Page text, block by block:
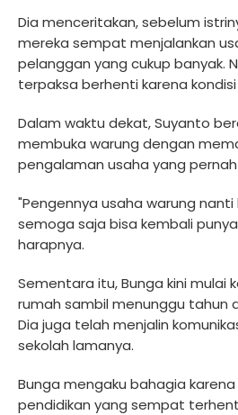
Dia menceritakan, sebelum
mereka sempat menjalankan
pelanggan yang cukup banyak.
terpaksa berhenti karena
Dalam waktu dekat, Suyanto
membuka warung dengan
pengalaman usaha yang pernah
"Pengennya usaha warung
semoga saja bisa kembali
harapnya.
Sementara itu, Bunga kini mulai
rumah sambil menunggu tahun
Dia juga telah menjalin
sekolah lamanya.
Bunga mengaku bahagia
pendidikan yang sempat